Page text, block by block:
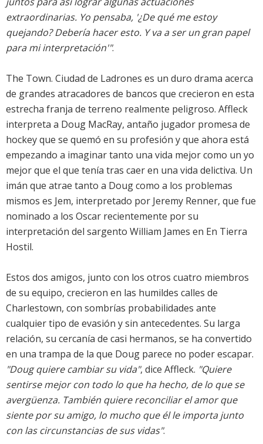
extraordinarias. Yo pensaba, '¿De qué me estoy
quejando? Debería hacer esto. Y va a ser un gran papel
para mi interpretación'".
The Town. Ciudad de Ladrones es un duro drama acerca
de grandes atracadores de bancos que crecieron en esta
estrecha franja de terreno realmente peligroso. Affleck
interpreta a Doug MacRay, antaño jugador promesa de
hockey que se quemó en su profesión y que ahora está
empezando a imaginar tanto una vida mejor como un yo
mejor que el que tenía tras caer en una vida delictiva. Un
imán que atrae tanto a Doug como a los problemas
mismos es Jem, interpretado por Jeremy Renner, que fue
nominado a los Oscar recientemente por su
interpretación del sargento William James en En Tierra
Hostil.
Estos dos amigos, junto con los otros cuatro miembros
de su equipo, crecieron en las humildes calles de
Charlestown, con sombrías probabilidades ante
cualquier tipo de evasión y sin antecedentes. Su larga
relación, su cercanía de casi hermanos, se ha convertido
en una trampa de la que Doug parece no poder escapar.
"Doug quiere cambiar su vida", dice Affleck. "Quiere
sentirse mejor con todo lo que ha hecho, de lo que se
avergüenza. También quiere reconciliar el amor que
siente por su amigo, lo mucho que él le importa junto
con las circunstancias de sus vidas".